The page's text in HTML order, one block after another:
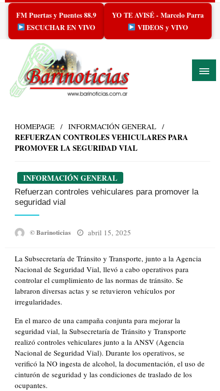
Skip
content
FM Puertas y Puentes 88.9
ESCUCHAR EN VIVO
YO TE AVISÉ - Marcelo Parra
VIDEOS y VIVO
HOMEPAGE INFORMACIÓN GENERAL
REFUERZAN CONTROLES VEHICULARES PARA
PROMOVER LA SEGURIDAD VIAL
INFORMACIÓN GENERAL
Refuerzan controles vehiculares para promover la
seguridad vial
© Barinoticias
Posted
abril 15, 2025
La Subsecretaría de Tránsito y Transporte, junto a la Agencia
Nacional de Seguridad Vial, llevó a cabo operativos para
controlar el cumplimiento de las normas de tránsito. Se
labraron diversas actas y se retuvieron vehículos por
irregularidades.
En el marco de una campaña conjunta para mejorar la
seguridad vial, la Subsecretaría de Tránsito y Transporte
realizó controles vehiculares junto a la ANSV (Agencia
Nacional de Seguridad Vial). Durante los operativos, se
verificó la NO ingesta de alcohol, la documentación, el uso de
cinturón de seguridad y las condiciones de traslado de los
ocupantes.